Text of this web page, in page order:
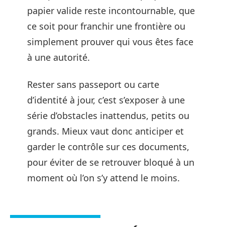
papier valide reste incontournable, que
ce soit pour franchir une frontière ou
simplement prouver qui vous êtes face
à une autorité.
Rester sans passeport ou carte
d’identité à jour, c’est s’exposer à une
série d’obstacles inattendus, petits ou
grands. Mieux vaut donc anticiper et
garder le contrôle sur ces documents,
pour éviter de se retrouver bloqué à un
moment où l’on s’y attend le moins.